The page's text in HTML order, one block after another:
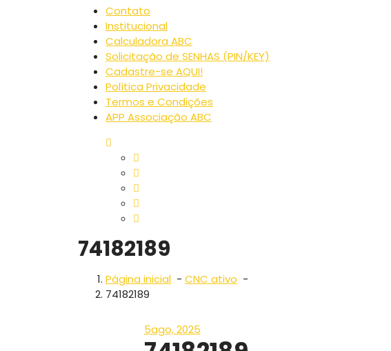
Contato
Institucional
Calculadora ABC
Solicitação de SENHAS (PIN/KEY)
Cadastre-se AQUI!
Política Privacidade
Termos e Condições
APP Associação ABC
74182189
Página inicial - CNC ativo -
74182189
5ago, 2025